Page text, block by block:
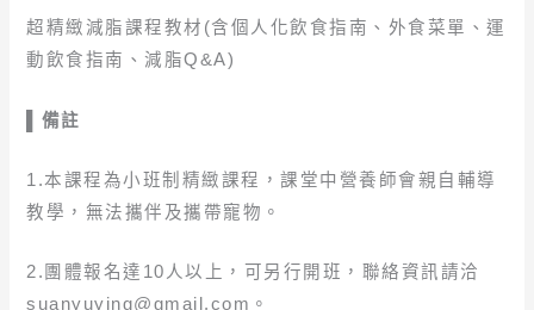
超精緻減脂課程教材(含個人化飲食指南、外食菜單、運
動飲食指南、減脂Q&A)
▌備註
1.本課程為小班制精緻課程，課堂中營養師會親自輔導
教學，無法攜伴及攜帶寵物。
2.團體報名達10人以上，可另行開班，聯絡資訊請洽
suanyuying@gmail.com。